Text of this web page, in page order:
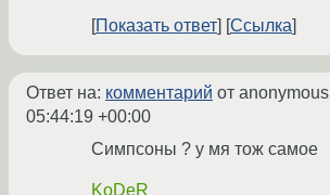
Показать ответ
Ссылка
Ответ на: комментарий от anonymous
05:44:19 +00:00
Симпсоны ? у мя тож самое
KoDeR